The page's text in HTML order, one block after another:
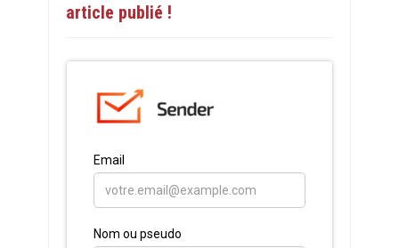
article publié !